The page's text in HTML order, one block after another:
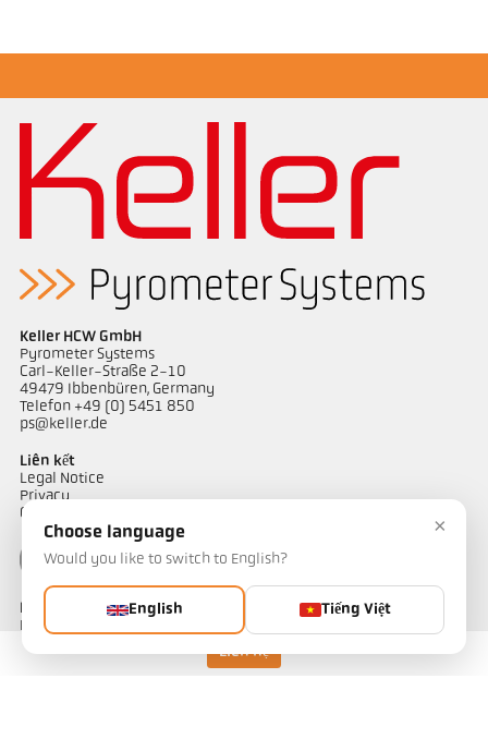
Liên hệ
Báo cáo kỹ thuật Optical temperature
Keller HCW GmbH
Pyrometer Systems
Carl-Keller-Straße 2-10
49479 Ibbenbüren, Germany
Telefon +49 (0) 5451 850
ps@keller.de
Liên kết
Legal Notice
Privacy
GTC
Liên hệ
Bạn có câu hỏi về các giải pháp đo nhiệt độ của chúng tôi? Đội ngũ
×
Choose language
Would you like to switch to English?
English Tiếng Việt